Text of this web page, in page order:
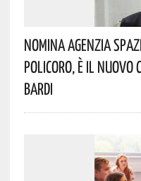
Nomina Agenzia
Policoro, È Il Nuovo
Bardi